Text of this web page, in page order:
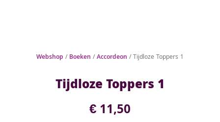
Webshop / Boeken /Accordeon / Tijdloze Toppers 1
Tijdloze Toppers 1
€11,50